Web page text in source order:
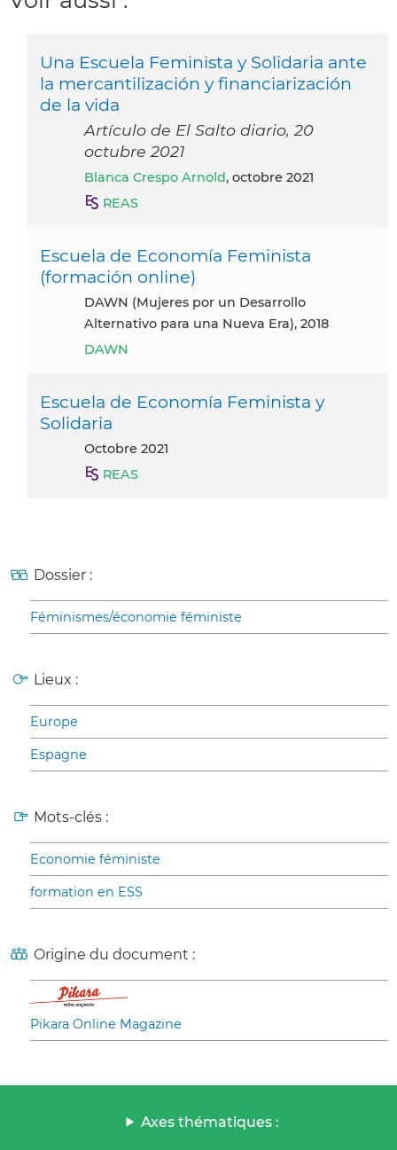
Una Escuela Feminista y Solidaria ante
la mercantilización y financiarización
de la vida
Artículo de El Salto diario, 20
octubre 2021
Blanca Crespo Arnold, octobre 2021
REAS
Escuela de Economía Feminista
(formación online)
DAWN (Mujeres por un Desarrollo
Alternativo para una Nueva Era), 2018
DAWN
Escuela de Economía Feminista y
Solidaria
octobre 2021
REAS
Dossier :
Féminismes/économie féministe
Lieux :
Europe
Espagne
Mots-clés :
Economie féministe
formation en ESS
Origine du document :
Pikara Online Magazine
Axes thématiques :